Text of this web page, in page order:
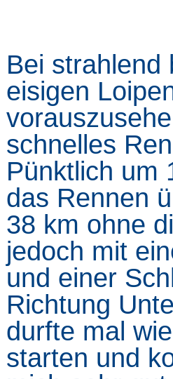
Bei strahlend
eisigen
schnelles
Pünktlich um
das Rennen
38 km ohne
jedoch mit
und einer
Richtung
durfte mal
starten und